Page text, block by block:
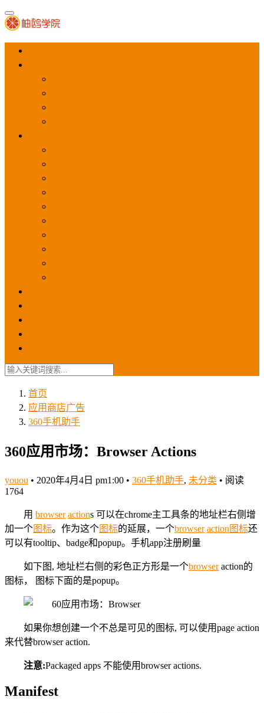
首页
应用商店广告
360手机助手
360应用市场：Browser Actions
youou • 2020年4月4日 pm1:00 • 360手机助手, 未分类 • 阅读
1764
用 browser actions 可以在chrome主工具条的地址栏右侧增
加一个图标。作为这个图标的延展，一个browser action 图标还
可以有tooltip、badge和popup。手机app注册刷量
如下图, 地址栏右侧的彩色正方形是一个browseraction的
图标， 图标下面的是popup。
如果你想创建一个不总是可见的图标, 可以使用page action
来代替browser action.
注意:Packaged apps 不能使用browser actions.
Manifest